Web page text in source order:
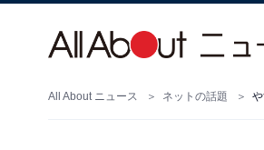
All About ニュース ネットの話題